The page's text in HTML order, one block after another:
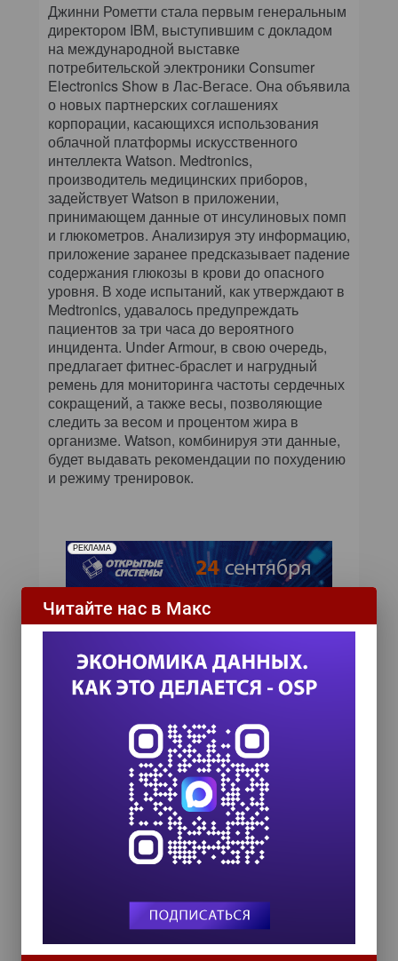
Джинни Рометти стала первым генеральным
директором IBM, выступившим с докладом
на международной выставке
потребительской электроники Consumer
Electronics Show в Лас-Вегасе. Она объявила
о новых партнерских соглашениях
корпорации, касающихся использования
облачной платформы искусственного
интеллекта Watson. Medtronics,
производитель медицинских приборов,
задействует Watson в приложении,
принимающем данные от инсулиновых помп
и глюкометров. Анализируя эту информацию,
приложение заранее предсказывает падение
содержания глюкозы в крови до опасного
уровня. В ходе испытаний, как утверждают в
Medtronics, удавалось предупреждать
пациентов за три часа до вероятного
инцидента. Under Armour, в свою очередь,
предлагает фитнес-браслет и нагрудный
ремень для мониторинга частоты сердечных
сокращений, а также весы, позволяющие
следить за весом и процентом жира в
организме. Watson, комбинируя эти данные,
будет выдавать рекомендации по похудению
и режиму тренировок.
РЕКЛАМА
ИТ-календарь
III Международный технологический конгресс
8 сентября 2026
Форум ProcessTech
Управление данными 2026
Читайте нас в Макс